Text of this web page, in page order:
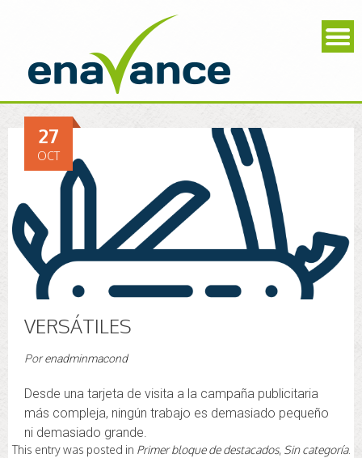
VERSÁTILES
27
OCT
Porenadminmacond
Desde una tarjeta de visita a la campaña publicitaria
más compleja, ningún trabajo es demasiado pequeño
ni demasiado grande.
This entry was posted in Primer bloque de destacados, Sin categoría.